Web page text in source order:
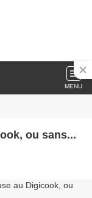
MENU
ou sans...